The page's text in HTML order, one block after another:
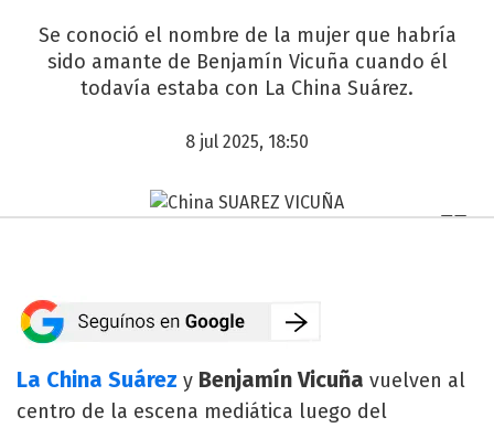
Se conoció el nombre de la mujer que habría
sido amante de Benjamín Vicuña cuando él
todavía estaba con La China Suárez.
8 jul 2025, 18:50
La China Suárez y Benjamín Vicuña vuelven al
centro de la escena mediática luego del